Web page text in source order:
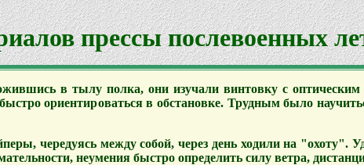
прессы послевоенных
в тылу полка, они изучали винтовку с оптическим
ориентироваться в обстановке. Трудным было
чередуясь между собой, через день ходили на "охоту".
неумения быстро определить силу ветра,